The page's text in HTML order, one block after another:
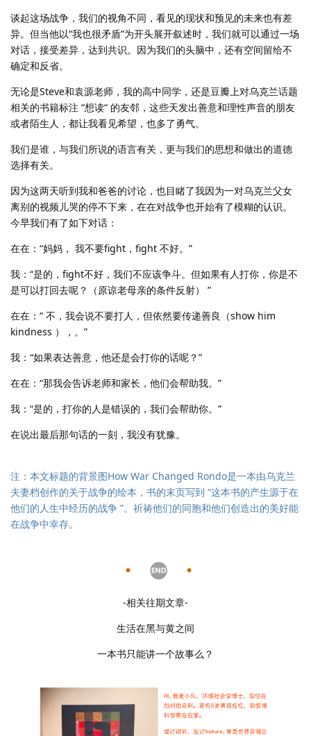
谈起这场战争，我们的视角不同，看见的现状和预见的未来也有差
异。但当他以“我也很矛盾”为开头展开叙述时，我们就可以通过一场
对话，接受差异，达到共识。因为我们的头脑中，还有空间留给不
确定和反省。
无论是Steve和袁源老师，我的高中同学，还是豆瓣上对乌克兰话题
相关的书籍标注 “想读“ 的友邻，这些天发出善意和理性声音的朋友
或者陌生人，都让我看见希望，也多了勇气。
我们是谁，与我们所说的语言有关，更与我们的思想和做出的道德
选择有关。
因为这两天听到我和爸爸的讨论，也目睹了我因为一对乌克兰父女
离别的视频儿哭的停不下来，在在对战争也开始有了模糊的认识。
今早我们有了如下对话：
在在：“妈妈， 我不要fight，fight 不好。”
我：“是的，fight不好，我们不应该争斗。但如果有人打你，你是不
是可以打回去呢？（原谅老母亲的条件反射） ”
在在：“ 不，我会说不要打人，但依然要传递善良（show him
kindness ），。”
我：“如果表达善意，他还是会打你的话呢？”
在在：“那我会告诉老师和家长，他们会帮助我。”
我：“是的，打你的人是错误的，我们会帮助你。”
在说出最后那句话的一刻，我没有犹豫。
注：本文标题的背景图How War Changed Rondo是一本由乌克兰
夫妻档创作的关于战争的绘本，书的末页写到 “这本书的产生源于在
他们的人生中经历的战争 ”。祈祷他们的同胞和他们创造出的美好能
在战争中幸存。
-相关往期文章-
生活在黑与黄之间
一本书只能讲一个故事么？